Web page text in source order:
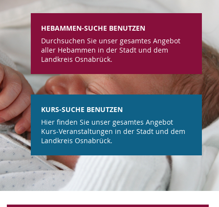
HEBAMMEN-SUCHE BENUTZEN
Durchsuchen Sie unser gesamtes Angebot
aller Hebammen in der Stadt und dem
Landkreis Osnabrück.
KURS-SUCHE BENUTZEN
Hier finden Sie unser gesamtes Angebot
Kurs-Veranstaltungen in der Stadt und dem
Landkreis Osnabrück.